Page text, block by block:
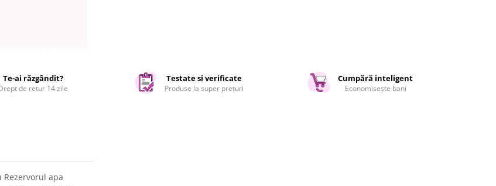
Te-ai răzgândit?
de retur 14 zile
Testate si verificate
Produse la super prețuri
Cumpără inteligent
Economisește bani
apa